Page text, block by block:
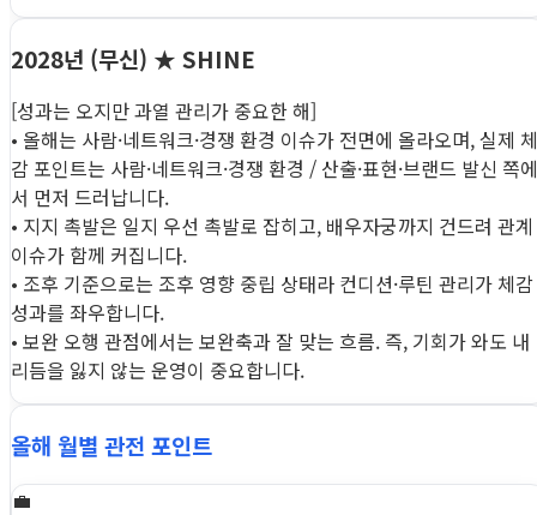
2028년 (무신) ★ SHINE
[성과는 오지만 과열 관리가 중요한 해]
• 올해는 사람·네트워크·경쟁 환경 이슈가 전면에 올라오며, 실제 체
감 포인트는 사람·네트워크·경쟁 환경 / 산출·표현·브랜드 발신 쪽에
서 먼저 드러납니다.
• 지지 촉발은 일지 우선 촉발로 잡히고, 배우자궁까지 건드려 관계
이슈가 함께 커집니다.
• 조후 기준으로는 조후 영향 중립 상태라 컨디션·루틴 관리가 체감
성과를 좌우합니다.
• 보완 오행 관점에서는 보완축과 잘 맞는 흐름. 즉, 기회가 와도 내
리듬을 잃지 않는 운영이 중요합니다.
올해 월별 관전 포인트
💼